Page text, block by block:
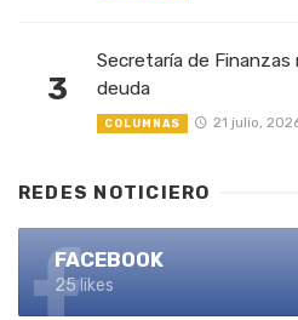
3
Secretaría de
deuda
COLUMNAS 21 julio,
REDES NOTICIERO
FACEBOOK
25 likes